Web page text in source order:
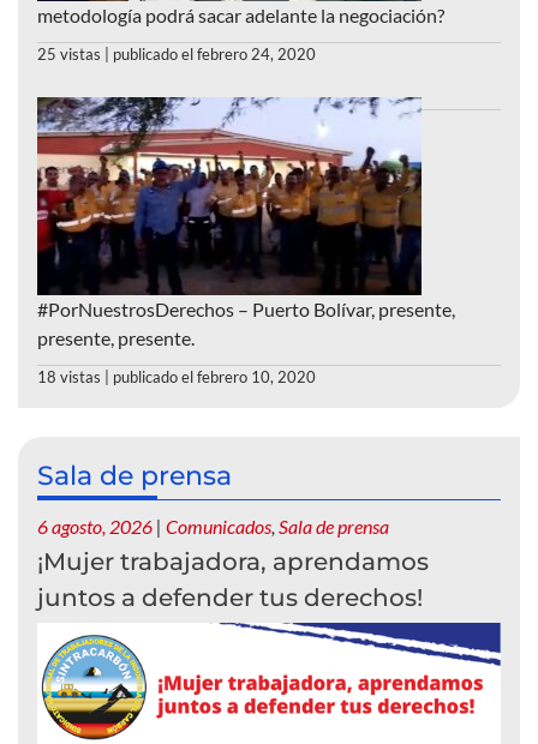
metodología podrá sacar adelante la negociación?
25 vistas publicado el febrero 24, 2020
#PorNuestrosDerechos – Puerto Bolívar, presente,
presente, presente.
18 vistas publicado el febrero 10, 2020
Sala de prensa
6 agosto, 2026 | Comunicados, Sala de prensa
¡Mujer trabajadora, aprendamos
juntos a defender tus derechos!